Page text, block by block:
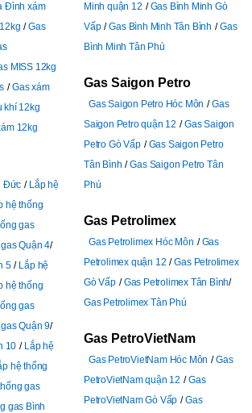
Đình xám
Gas
MISS 12kg
Gas xám
khí 12kg
12kg
Đức
Lắp hệ
hệ thống
gas
Quận 4
5
Lắp hệ
hệ thống
gas
Quận 9
10
Lắp hệ
hệ thống
gas
gas Bình
Minh quận 12
Gas Bình Minh Gò
Vấp
Gas Bình Minh Tân Bình
Gas
Bình Minh Tân Phú
Gas Saigon Petro
Gas Saigon Petro Hóc Môn
Gas
Saigon Petro quận 12
Gas Saigon
Petro Gò Vấp
Gas Saigon Petro
Tân Bình
Gas Saigon Petro Tân
Phú
Gas Petrolimex
Gas Petrolimex Hóc Môn
Gas
Petrolimex quận 12
Gas Petrolimex
Gò Vấp
Gas Petrolimex Tân Bình
Gas Petrolimex Tân Phú
Gas PetroVietNam
Gas PetroVietNam Hóc Môn
Gas
PetroVietNam quận 12
Gas
PetroVietNam Gò Vấp
Gas